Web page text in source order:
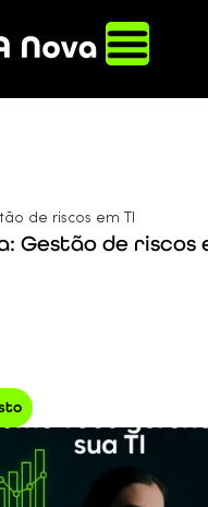
de riscos em TI
Gestão de riscos